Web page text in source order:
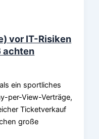
vor IT-Risiken
achten
ein sportliches
per-View-Verträge,
Ticketverkauf
große